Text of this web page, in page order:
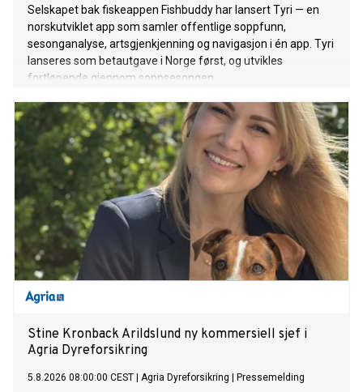
Selskapet bak fiskeappen Fishbuddy har lansert Tyri — en
norskutviklet app som samler offentlige soppfunn,
sesonganalyse, artsgjenkjenning og navigasjon i én app. Tyri
lanseres som betautgave i Norge først, og utvikles
fortløpende gjennom soppsesongen.
Stine Kronback Arildslund ny kommersiell sjef i
Agria Dyreforsikring
5.8.2026 08:00:00 CEST Agria Dyreforsikring Pressemelding